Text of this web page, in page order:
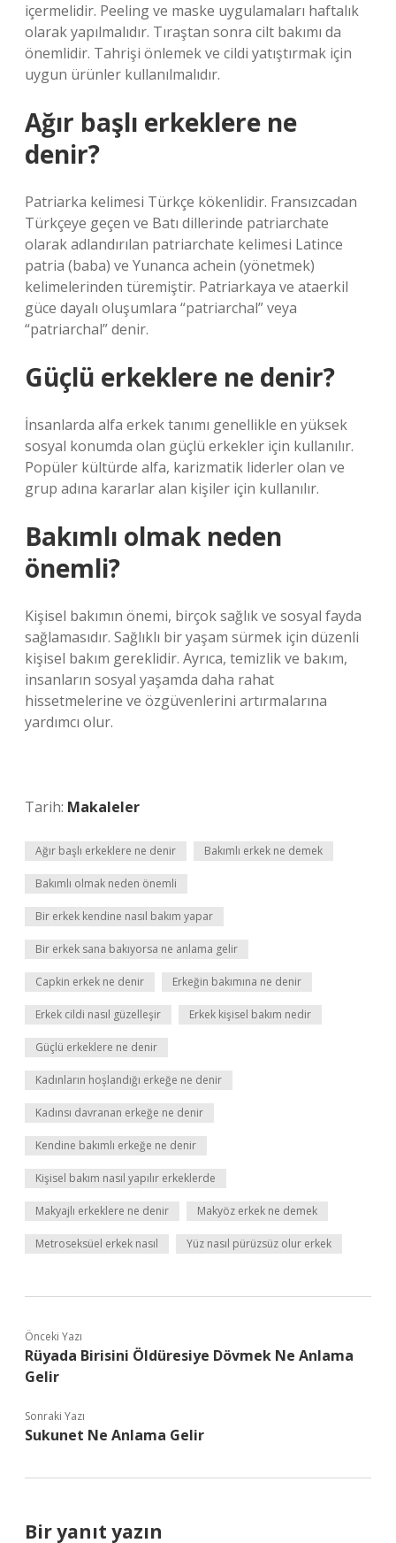
içermelidir. Peeling ve maske uygulamaları haftalık
olarak yapılmalıdır. Tıraştan sonra cilt bakımı da
önemlidir. Tahrişi önlemek ve cildi yatıştırmak için
uygun ürünler kullanılmalıdır.
Ağır başlı erkeklere ne
denir?
Patriarka kelimesi Türkçe kökenlidir. Fransızcadan
Türkçeye geçen ve Batı dillerinde patriarchate
olarak adlandırılan patriarchate kelimesi Latince
patria (baba) ve Yunanca achein (yönetmek)
kelimelerinden türemiştir. Patriarkaya ve ataerkil
güce dayalı oluşumlara “patriarchal” veya
“patriarchal” denir.
Güçlü erkeklere ne denir?
İnsanlarda alfa erkek tanımı genellikle en yüksek
sosyal konumda olan güçlü erkekler için kullanılır.
Popüler kültürde alfa, karizmatik liderler olan ve
grup adına kararlar alan kişiler için kullanılır.
Bakımlı olmak neden
önemli?
Kişisel bakımın önemi, birçok sağlık ve sosyal fayda
sağlamasıdır. Sağlıklı bir yaşam sürmek için düzenli
kişisel bakım gereklidir. Ayrıca, temizlik ve bakım,
insanların sosyal yaşamda daha rahat
hissetmelerine ve özgüvenlerini artırmalarına
yardımcı olur.
Tarih: Makaleler
Ağır başlı erkeklere ne denir Bakımlı erkek ne demek
Bakımlı olmak neden önemli
Bir erkek kendine nasıl bakım yapar
Bir erkek sana bakıyorsa ne anlama gelir
Capkin erkek ne denir Erkeğin bakımına ne denir
Erkek cildi nasıl güzelleşir Erkek kişisel bakım nedir
Güçlü erkeklere ne denir
Kadınların hoşlandığı erkeğe ne denir
Kadınsı davranan erkeğe ne denir
Kendine bakımlı erkeğe ne denir
Kişisel bakım nasıl yapılır erkeklerde
Makyajlı erkeklere ne denir Makyöz erkek ne demek
Metroseksüel erkek nasıl Yüz nasıl pürüzsüz olur erkek
Önceki Yazı
Rüyada Birisini Öldüresiye Dövmek Ne Anlama
Gelir
Sonraki Yazı
Sukunet Ne Anlama Gelir
Bir yanıt yazın